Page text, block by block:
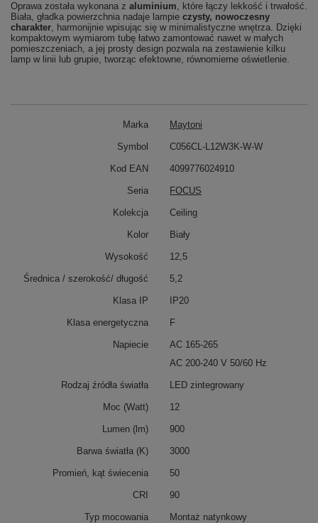
Oprawa została wykonana z aluminium, które łączy lekkość i trwałość.
Biała, gładka powierzchnia nadaje lampie czysty, nowoczesny
charakter, harmonijnie wpisując się w minimalistyczne wnętrza. Dzięki
kompaktowym wymiarom tubę łatwo zamontować nawet w małych
pomieszczeniach, a jej prosty design pozwala na zestawienie kilku
lamp w linii lub grupie, tworząc efektowne, równomierne oświetlenie.
Marka Maytoni
Symbol C056CL-L12W3K-W-W
Kod EAN 4099776024910
Seria FOCUS
Kolekcja Ceiling
Kolor Biały
Wysokość 12,5
Średnica / szerokość/ długość 5,2
Klasa IP IP20
Klasa energetyczna F
Napiecie
AC 165-265
AC 200-240 V 50/60 Hz
Rodzaj źródła światła LED zintegrowany
Moc (Watt) 12
Lumen (lm) 900
Barwa światła (K) 3000
Promień, kąt świecenia 50
CRI 90
Typ mocowania Montaż natynkowy